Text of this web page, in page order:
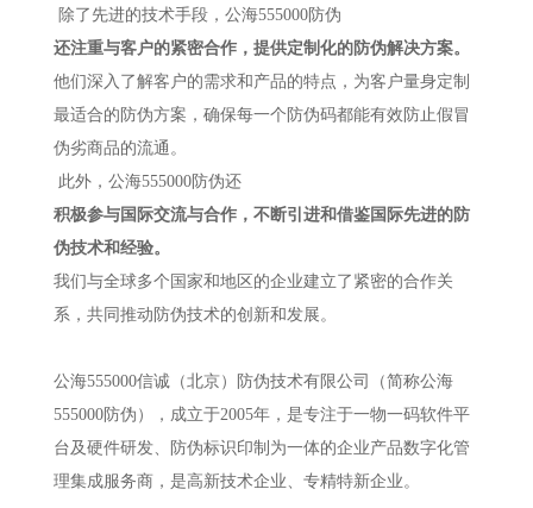
除了先进的技术手段，公海555000防伪
还注重与客户的紧密合作，提供定制化的防伪解决方案。
他们深入了解客户的需求和产品的特点，为客户量身定制
最适合的防伪方案，确保每一个防伪码都能有效防止假冒
伪劣商品的流通。
此外，公海555000防伪还
积极参与国际交流与合作，不断引进和借鉴国际先进的防
伪技术和经验。
我们与全球多个国家和地区的企业建立了紧密的合作关
系，共同推动防伪技术的创新和发展。
公海555000信诚（北京）防伪技术有限公司（简称公海
555000防伪），成立于2005年，是专注于一物一码软件平
台及硬件研发、防伪标识印制为一体的企业产品数字化管
理集成服务商，是高新技术企业、专精特新企业。